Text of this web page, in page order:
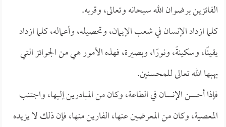
الفائزين برضوان الله سبحانه وتعالى، وقربه.
كلما ازداد الإنسان في شعب الإيمان، وتحصيله، وأعماله، كلما ازداد
يقينًا، وسكينةً، ونورًا، وبصيرة، فهذه الأمور هي من الجوائز التي
يهبها الله تعالى للمحسنين.
فإذا أحسن الإنسان في الطاعة، وكان من المبادرين إليها، واجتنب
المعصية، وكان من المعرضين عنها، الفارين منها، فإن ذلك لا يزيده